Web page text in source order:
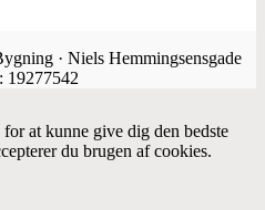
· Niels Hemmingsensgade
19277542
at kunne give dig den bedste
du brugen af cookies.